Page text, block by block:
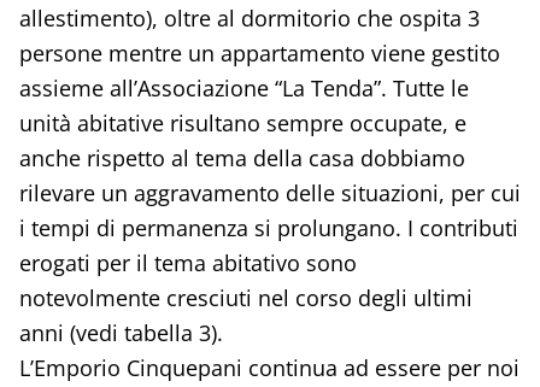
allestimento), oltre al dormitorio che ospita 3
persone mentre un appartamento viene gestito
assieme all’Associazione “La Tenda”. Tutte le
unità abitative risultano sempre occupate, e
anche rispetto al tema della casa dobbiamo
rilevare un aggravamento delle situazioni, per cui
i tempi di permanenza si prolungano. I contributi
erogati per il tema abitativo sono
notevolmente cresciuti nel corso degli ultimi
anni (vedi tabella 3).
L’Emporio Cinquepani continua ad essere per noi